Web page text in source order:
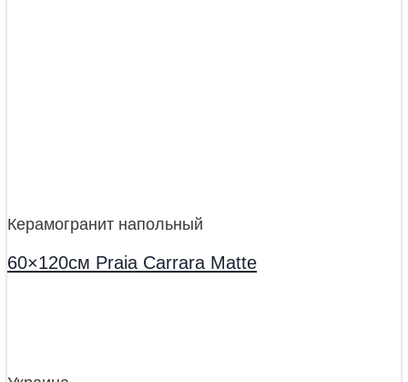
Керамогранит напольный
60×120см Praia Carrara Matte